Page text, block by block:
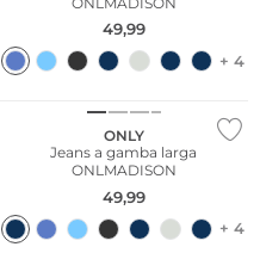
49,99
+ 4
NUOVO
ONLY
Jeans a gamba larga
ONLMADISON
49,99
+ 4